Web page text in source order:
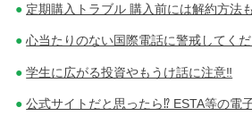
ゲ
ー
シ
定期購入トラブル 購入前には解約方法
心当たりのない国際電話に警戒してく
学生に広がる投資やもうけ話に注意‼
公式サイトだと思ったら⁉ ESTA等の電